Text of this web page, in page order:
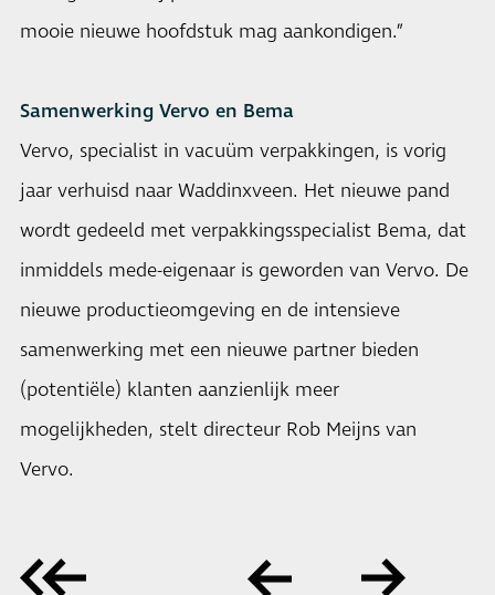
mooie nieuwe hoofdstuk mag aankondigen.”
Samenwerking Vervo en Bema
Vervo, specialist in vacuüm verpakkingen, is vorig
jaar verhuisd naar Waddinxveen. Het nieuwe pand
wordt gedeeld met verpakkingsspecialist Bema, dat
inmiddels mede-eigenaar is geworden van Vervo. De
nieuwe productieomgeving en de intensieve
samenwerking met een nieuwe partner bieden
(potentiële) klanten aanzienlijk meer
mogelijkheden, stelt directeur Rob Meijns van
Vervo.